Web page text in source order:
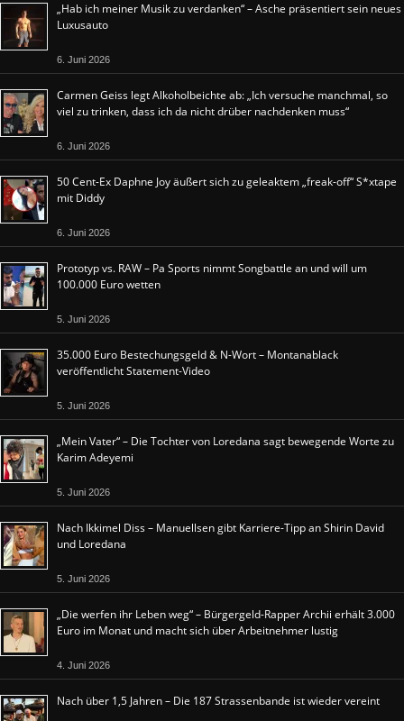
„Hab ich meiner Musik zu verdanken“ – Asche präsentiert sein neues
Luxusauto
6. Juni 2026
Carmen Geiss legt Alkoholbeichte ab: „Ich versuche manchmal, so
viel zu trinken, dass ich da nicht drüber nachdenken muss“
6. Juni 2026
50 Cent-Ex Daphne Joy äußert sich zu geleaktem „freak-off“ S*xtape
mit Diddy
6. Juni 2026
Prototyp vs. RAW – Pa Sports nimmt Songbattle an und will um
100.000 Euro wetten
5. Juni 2026
35.000 Euro Bestechungsgeld & N-Wort – Montanablack
veröffentlicht Statement-Video
5. Juni 2026
„Mein Vater“ – Die Tochter von Loredana sagt bewegende Worte zu
Karim Adeyemi
5. Juni 2026
Nach Ikkimel Diss – Manuellsen gibt Karriere-Tipp an Shirin David
und Loredana
5. Juni 2026
„Die werfen ihr Leben weg“ – Bürgergeld-Rapper Archii erhält 3.000
Euro im Monat und macht sich über Arbeitnehmer lustig
4. Juni 2026
Nach über 1,5 Jahren – Die 187 Strassenbande ist wieder vereint